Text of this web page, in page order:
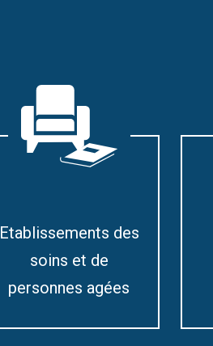
Etablissements des
soins et de
personnes agées